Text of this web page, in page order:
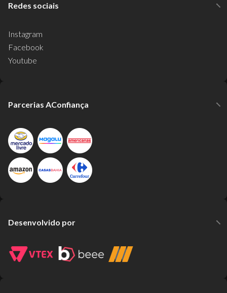
Redes sociais
Instagram
Facebook
Youtube
Parcerias AConfiança
Desenvolvido por